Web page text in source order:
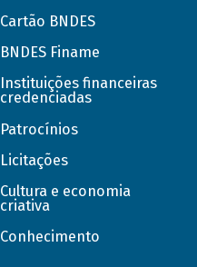
Cartão BNDES
BNDES Finame
Instituições financeiras
credenciadas
Patrocínios
Licitações
Cultura e economia
criativa
Conhecimento